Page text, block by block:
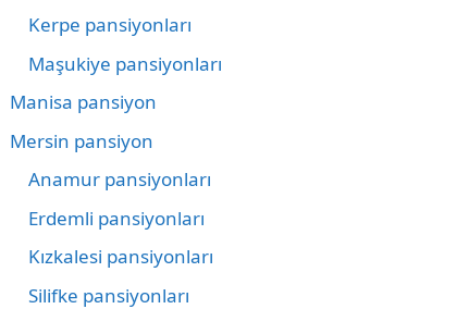
Kerpe pansiyonları
Maşukiye pansiyonları
Manisa pansiyon
Mersin pansiyon
Anamur pansiyonları
Erdemli pansiyonları
Kızkalesi pansiyonları
Silifke pansiyonları